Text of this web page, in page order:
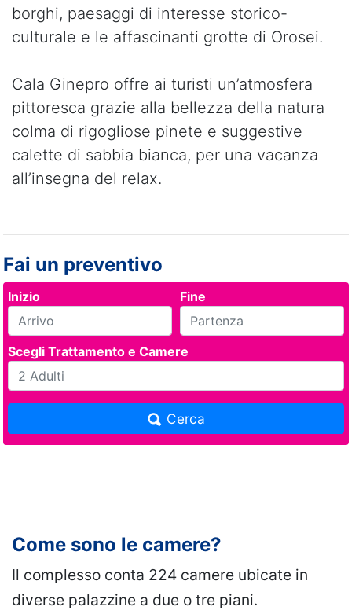
borghi, paesaggi di interesse storico-
culturale e le affascinanti grotte di Orosei.
Cala Ginepro offre ai turisti un’atmosfera
pittoresca grazie alla bellezza della natura
colma di rigogliose pinete e suggestive
calette di sabbia bianca, per una vacanza
all’insegna del relax.
Fai un preventivo
Inizio Fine
Scegli Trattamento e Camere
Cerca
Come sono le camere?
Il complesso conta 224 camere ubicate in
diverse palazzine a due o tre piani.